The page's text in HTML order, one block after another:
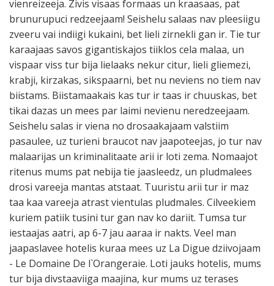
vienreizeeja. Zivis visaas formaas un kraasaas, pat
brunurupuci redzeejaam! Seishelu salaas nav pleesiigu
zveeru vai indiigi kukaini, bet lieli zirnekli gan ir. Tie tur
karaajaas savos gigantiskajos tiiklos cela malaa, un
vispaar viss tur bija lielaaks nekur citur, lieli gliemezi,
krabji, kirzakas, sikspaarni, bet nu neviens no tiem nav
biistams. Biistamaakais kas tur ir taas ir chuuskas, bet
tikai dazas un mees par laimi nevienu neredzeejaam.
Seishelu salas ir viena no drosaakajaam valstiim
pasaulee, uz turieni braucot nav jaapoteejas, jo tur nav
malaarijas un kriminalitaate arii ir loti zema. Nomaajot
ritenus mums pat nebija tie jaasleedz, un pludmalees
drosi vareeja mantas atstaat. Tuuristu arii tur ir maz
taa kaa vareeja atrast vientulas pludmales. Cilveekiem
kuriem patiik tusini tur gan nav ko dariit. Tumsa tur
iestaajas aatri, ap 6-7 jau aaraa ir nakts. Veel man
jaapaslavee hotelis kuraa mees uz La Digue dziivojaam
- Le Domaine De l`Orangeraie. Loti jauks hotelis, mums
tur bija divstaaviiga maajina, kur mums uz terases